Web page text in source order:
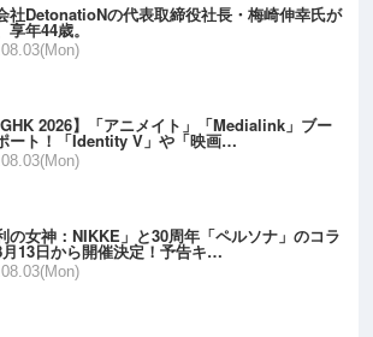
社DetonatioNの代表取締役社長・梅崎伸幸氏が
享年44歳。
2026】「アニメイト」「Medialink」ブー
ート！「Identity V」や「映画…
の女神：NIKKE」と30周年「ペルソナ」のコラ
13日から開催決定！予告キ…